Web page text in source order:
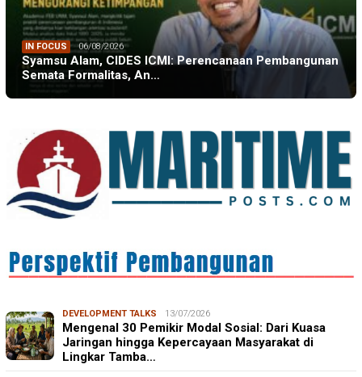
IN FOCUS 06/08/2026
Syamsu Alam, CIDES ICMI: Perencanaan Pembangunan
Semata Formalitas, An…
DEVELOPMENT TALKS 13/07/2026
Mengenal 30 Pemikir Modal Sosial: Dari Kuasa
Jaringan hingga Kepercayaan Masyarakat di
Lingkar Tamba…